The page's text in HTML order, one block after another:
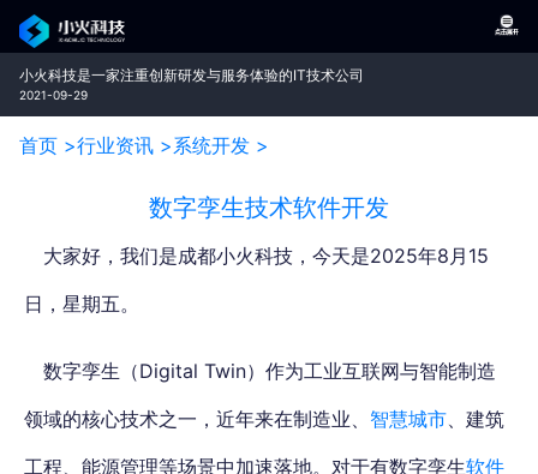
小火科技是一家注重创新研发与服务体验的IT技术公司
2021-09-29
首页 >行业资讯 >系统开发 >
数字孪生技术软件开发
大家好，我们是成都小火科技，今天是2025年8月15
日，星期五。
数字孪生（Digital Twin）作为工业互联网与智能制造
领域的核心技术之一，近年来在制造业、 智慧城市、建筑
工程、能源管理等场景中加速落地。对于有数字孪生软件